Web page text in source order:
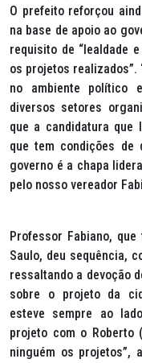
O prefeito reforçou
na base de apoio ao
requisito de “lealdade
os projetos
no ambiente político
diversos setores
que a candidatura que
que tem condições de
governo é a chapa
pelo nosso vereador
Professor Fabiano,
Saulo, deu sequência,
ressaltando a devoção
sobre o projeto da
esteve sempre ao
projeto com o Roberto
ninguém os projetos”,